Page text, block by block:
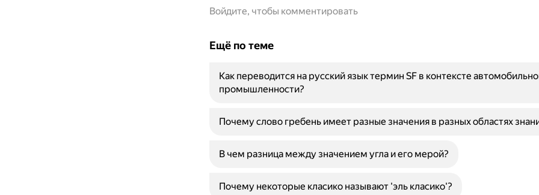
Войдите, чтобы комментировать
Ещё по теме
Как переводится на русский язык термин SF в контексте
промышленности?
Почему слово гребень имеет разные значения в разных областях
В чем разница между значением угла и его мерой?
Почему некоторые класико называют 'эль класико'?